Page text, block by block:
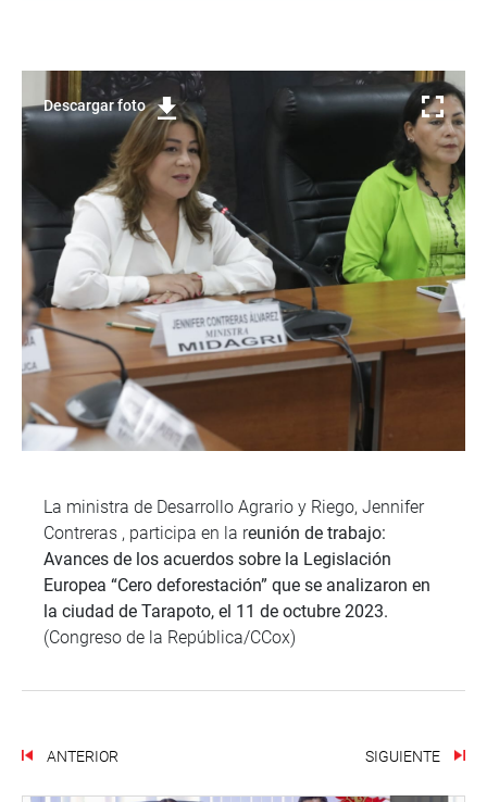
Descargar foto
La ministra de Desarrollo Agrario y Riego, Jennifer
Contreras , participa en la reunión de trabajo:
Avances de los acuerdos sobre la Legislación
Europea “Cero deforestación” que se analizaron en
la ciudad de Tarapoto, el 11 de octubre 2023.
(Congreso de la República/CCox)
ANTERIOR SIGUIENTE